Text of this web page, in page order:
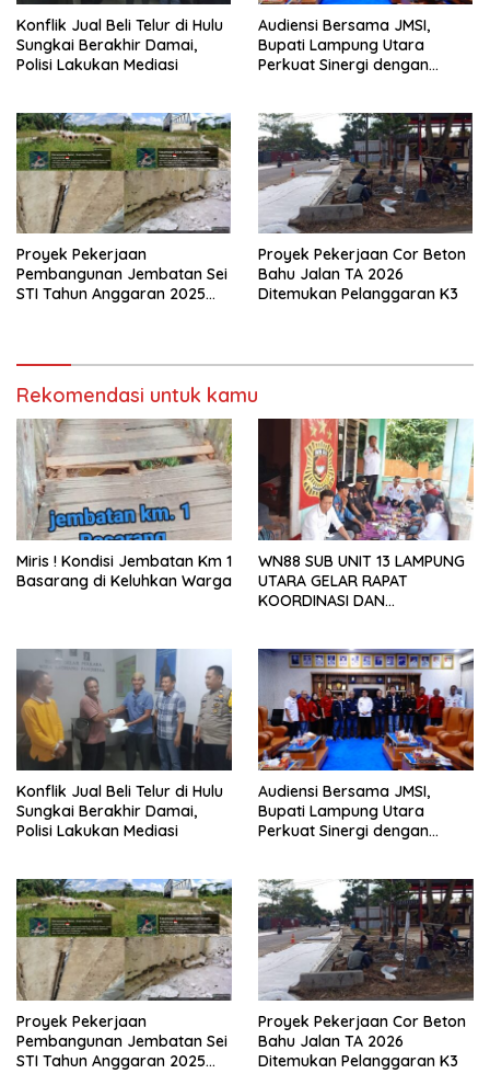
Konflik Jual Beli Telur di Hulu
Sungkai Berakhir Damai,
Polisi Lakukan Mediasi
Audiensi Bersama JMSI,
Bupati Lampung Utara
Perkuat Sinergi dengan
Proyek Pekerjaan
Pembangunan Jembatan Sei
STI Tahun Anggaran 2025
Proyek Pekerjaan Cor Beton
Bahu Jalan TA 2026
Ditemukan Pelanggaran K3
Rekomendasi untuk kamu
Miris ! Kondisi Jembatan Km 1
Basarang di Keluhkan Warga
WN88 SUB UNIT 13 LAMPUNG
UTARA GELAR RAPAT
KOORDINASI DAN
Konflik Jual Beli Telur di Hulu
Sungkai Berakhir Damai,
Polisi Lakukan Mediasi
Audiensi Bersama JMSI,
Bupati Lampung Utara
Perkuat Sinergi dengan
Proyek Pekerjaan
Pembangunan Jembatan Sei
STI Tahun Anggaran 2025
Proyek Pekerjaan Cor Beton
Bahu Jalan TA 2026
Ditemukan Pelanggaran K3